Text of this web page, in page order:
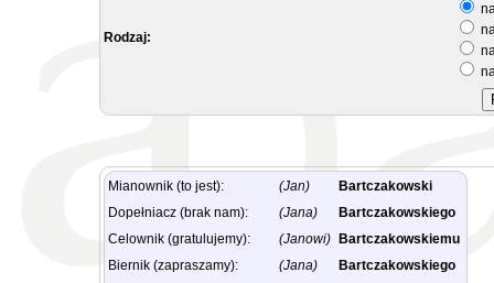
Rodzaj:
Mianownik (to jest): (Jan)
Bartczakowski
Dopełniacz (brak nam):
(Jana)
Bartczakowskiego
Celownik (gratulujemy):
(Janowi)
Bartczakowskiemu
Biernik (zapraszamy):
(Jana)
Bartczakowskiego